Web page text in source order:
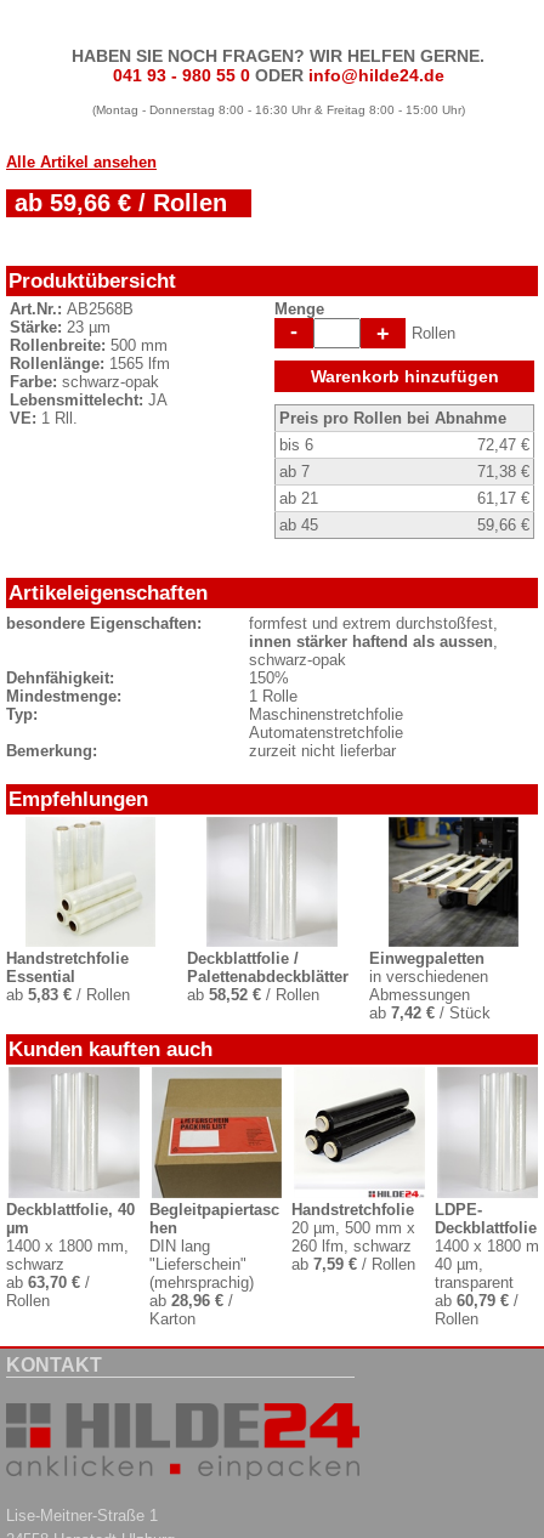
HABEN SIE NOCH FRAGEN? WIR HELFEN GERNE.
041 93 - 980 55 0 ODER info@hilde24.de
(Montag - Donnerstag 8:00 - 16:30 Uhr & Freitag 8:00 - 15:00 Uhr)
Alle Artikel ansehen
ab 59,66 € / Rollen
Produktübersicht
Art.Nr.: AB2568B
Stärke: 23 µm
Rollenbreite: 500 mm
Rollenlänge: 1565 lfm
Farbe: schwarz-opak
Lebensmittelecht: JA
VE: 1 Rll.
Menge
- + Rollen
Warenkorb hinzufügen
Preis pro Rollen bei Abnahme
bis 6
72,47 €
ab 7
71,38 €
ab 21
61,17 €
ab 45
59,66 €
Artikeleigenschaften
besondere Eigenschaften:
formfest und extrem durchstoßfest,
innen stärker haftend als aussen
schwarz-opak
Dehnfähigkeit:
150%
Mindestmenge:
1 Rolle
Typ:
Maschinenstretchfolie
Automatenstretchfolie
Bemerkung:
zurzeit nicht lieferbar
Empfehlungen
Handstretchfolie
Essential
ab 5,83 € / Rollen
Deckblattfolie /
Palettenabdeckblätter
ab58,52 € / Rollen
Einwegpaletten
in verschiedenen
Abmessungen
ab 7,42 €/ Stück
Kunden kauften auch
Deckblattfolie, 40
µm
1400 x 1800 mm,
schwarz
ab 63,70 € /
Rollen
Begleitpapiertasc
hen
DIN lang
"Lieferschein"
(mehrsprachig)
ab 28,96 €/
Karton
Handstretchfolie
20 µm, 500 mm x
260 lfm, schwarz
ab7,59 € / Rollen
LDPE-
Deckblattfolie
1400 x 1800
40 µm,
transparent
ab 60,79 €/
Rollen
KONTAKT
Lise-Meitner-Straße 1